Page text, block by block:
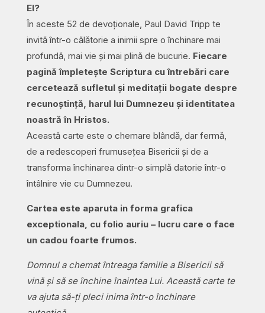
El?
În aceste 52 de devoționale, Paul David Tripp te
invită într-o călătorie a inimii spre o închinare mai
profundă, mai vie și mai plină de bucurie. Fiecare
pagină împletește Scriptura cu întrebări care
cercetează sufletul și meditații bogate despre
recunoștință, harul lui Dumnezeu și identitatea
noastră în Hristos.
Această carte este o chemare blândă, dar fermă,
de a redescoperi frumusețea Bisericii și de a
transforma închinarea dintr-o simplă datorie într-o
întâlnire vie cu Dumnezeu.
Cartea este aparuta in forma grafica
exceptionala, cu folio auriu – lucru care o face
un cadou foarte frumos.
Domnul a chemat întreaga familie a Bisericii să
vină și să se închine înaintea Lui. Această carte te
va ajuta să-ți pleci inima într-o închinare